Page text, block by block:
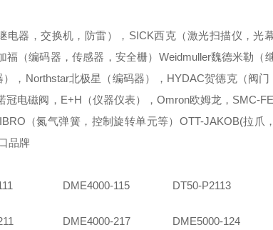
电器，交换机，防雷），SICK西克（激光扫描仪，光
福（编码器，传感器，安全栅）Weidmuller魏德米勒（
，Northstar北极星（编码器），HYDAC贺德克（阀
冠电磁阀，E+H（仪器仪表），Omron欧姆龙，SMC-
（氮气弹簧，控制旋转单元等）OTT-JAKOB(拉爪
品牌
DME4000-115 DT50-P2113
DME4000-217 DME5000-124